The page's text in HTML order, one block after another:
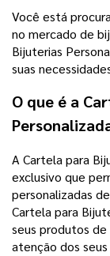
Você está
no mercado de
Bijuterias
suas
O que é a
A Cartela para
exclusivo que
personalizadas
Cartela para
seus produtos
atenção dos